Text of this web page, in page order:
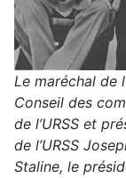
Le maréchal de
Conseil des
de l’URSS et
de l’URSS
Staline, le